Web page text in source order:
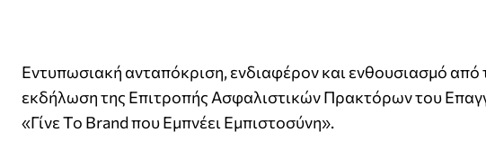
Εντυπωσιακή ανταπόκριση, ενδιαφέρον και ενθουσιασμό
εκδήλωση της Επιτροπής Ασφαλιστικών Πρακτόρων του
«Γίνε Το Brand που Εμπνέει Εμπιστοσύνη».